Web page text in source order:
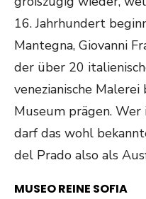
16. Jahrhundert
Mantegna, Giovanni
der über 20
venezianische
Museum prägen.
darf das wohl
del Prado also als
MUSEO REINE SOFIA